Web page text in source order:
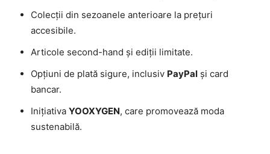
Colecții din sezoanele anterioare la prețuri
accesibile.
Articole second-hand și ediții limitate.
Opțiuni de plată sigure, inclusiv PayPal și card
bancar.
Inițiativa YOOXYGEN, care promovează moda
sustenabilă.